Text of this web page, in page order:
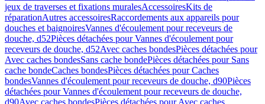
jeux de traverses et fixations muralesAccessoiresKits de
réparationAutres accessoiresRaccordements aux appareils pour
douches et baignoiresVannes d'écoulement pour receveurs de
douche, d52Pièces détachées pour Vannes d'écoulement pour
receveurs de douche, d52Avec caches bondesPièces détachées pour
Avec caches bondesSans cache bondePièces détachées pour Sans
cache bondeCaches bondesPièces détachées pour Caches
bondesVannes d'écoulement pour receveurs de douche, d90Pièces
détachées pour Vannes d'écoulement pour receveurs de douche,
d90Avec caches bondesPièces détachées pour Avec caches